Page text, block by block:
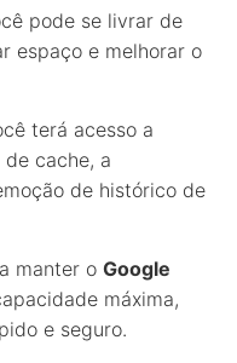
pode se livrar de
espaço e melhorar o
terá acesso a
cache, a
de histórico de
manter o Google
máxima,
e seguro.